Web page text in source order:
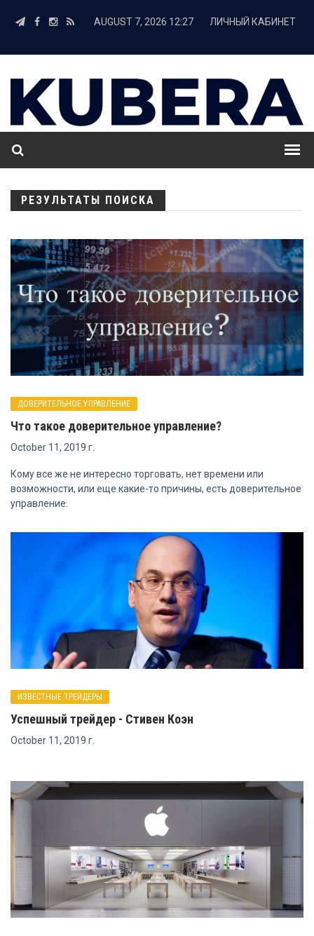
AUGUST 7, 2026 12:27 ЛИЧНЫЙ КАБИНЕТ
РЕЗУЛЬТАТЫ ПОИСКА
ДОВЕРИТЕЛЬНОЕ УПРАВЛЕНИЕ
Что такое доверительное управление?
October 11, 2019 г.
Кому все же не интересно торговать, нет времени или
возможности, или еще какие-то причины, есть доверительное
управление.
ИЗВЕСТНЫЕ ТРЕЙДЕРЫ
Успешный трейдер - Стивен Коэн
October 11, 2019 г.